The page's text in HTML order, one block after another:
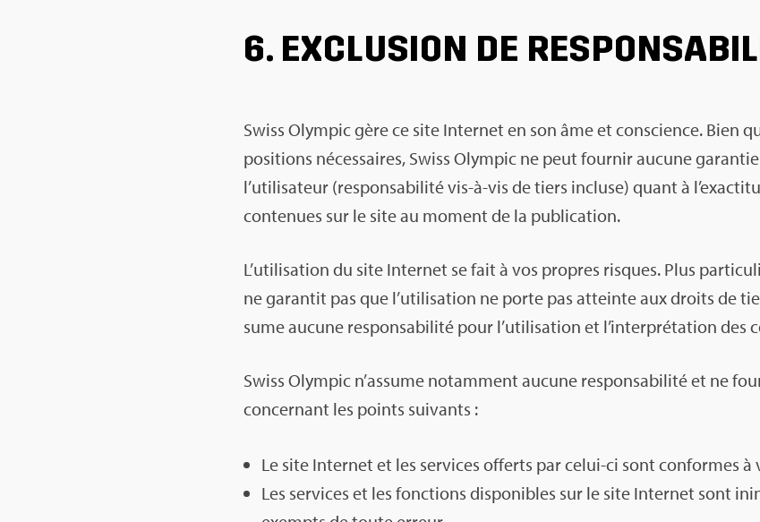
6. EXCLU­SION DE
Swiss Olym­pic gère ce site Inter­net en son âme et conscience. Bien
po­si­tions néces­saires, Swiss Olym­pic ne peut four­nir aucune
l’uti­li­sa­teur (res­pon­sa­bi­lité vis-à-vis de tiers incluse) quant à
conte­nues sur le site au moment de la publi­ca­tion.
L’uti­li­sa­tion du site Inter­net se fait à vos propres risques. Plus
ne garan­tit pas que l’uti­li­sa­tion ne porte pas atteinte aux droits de
sume aucune res­pon­sa­bi­lité pour l’uti­li­sa­tion et l’in­ter­pré­ta­tion des
Swiss Olym­pic n’as­sume notam­ment aucune res­pon­sa­bi­lité et ne
concer­nant les points sui­vants :
Le site Inter­net et les ser­vices offerts par celui-ci sont conformes à
Les ser­vices et les fonc­tions dis­po­nibles sur le site Inter­net sont